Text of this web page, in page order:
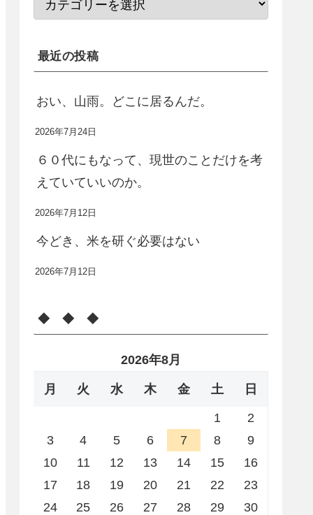
最近の投稿
おい、山雨。どこに居るんだ。
2026年7月24日
６０代にもなって、現世のことだけを考
えていていいのか。
2026年7月12日
今どき、米を研ぐ必要はない
2026年7月12日
◆ ◆ ◆
2026年8月
月 火 水 木 金 土 日
1
2
3
4 5 6 7 8
9
10
11 12 13 14 15
16
17
18 19 20 21 22
23
24
25 26 27 28 29
30